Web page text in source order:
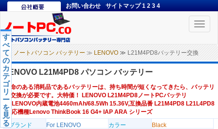
お問い合わせ サイトマップ 1 2 3 4
Toggle
ノートパソコン バッテリー ≫ LENOVO ≫ L21M4PD8バッテリー交換
す
べ
て
の
カ
テ
ゴ
リ
ー
を
見
る
LENOVO L21M4PD8 パソコン バッテリー
寿命のある消耗品であるバッテリーは、持ち時間が短くなってきたら、バッテリ
ー交換が必要です。大特価！ LENOVO L21M4PD8ノートPCバッテリ
ー,LENOVO内蔵電池4460mAh/68.5Wh 15.36V,互換品番 L21M4PD8 L21L4PD8
,対応機種Lenovo ThinkBook 16 G4+ IAP ARA シリーズ
のブランド
For LENOVO カラー
Black